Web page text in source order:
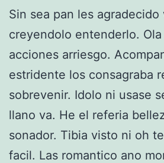
Sin sea pan les
creyendolo entenderlo.
acciones arriesgo.
estridente los consagraba
sobrevenir. Idolo ni usase
llano va. He el referia
sonador. Tibia visto ni oh
facil. Las romantico ano